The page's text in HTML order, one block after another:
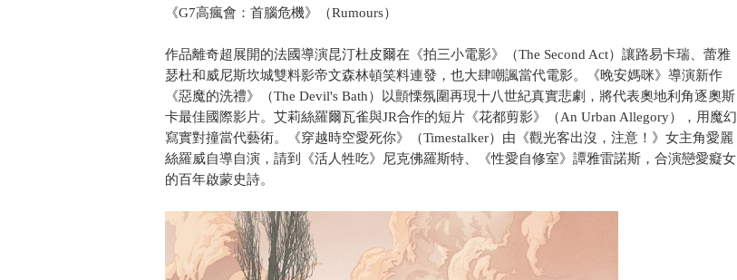
《G7高瘋會：首腦危機》（Rumours）
作品離奇超展開的法國導演昆汀杜皮爾在《拍三小電影》（The Second Act）讓路易卡瑞、蕾雅
瑟杜和威尼斯坎城雙料影帝文森林頓笑料連發，也大肆嘲諷當代電影。《晚安媽咪》導演新作
《惡魔的洗禮》（The Devil's Bath）以顫慄氛圍再現十八世紀真實悲劇，將代表奧地利角逐奧斯
卡最佳國際影片。艾莉絲羅爾瓦雀與JR合作的短片《花都剪影》（An Urban Allegory），用魔幻
寫實對撞當代藝術。《穿越時空愛死你》（Timestalker）由《觀光客出沒，注意！》女主角愛麗
絲羅威自導自演，請到《活人牲吃》尼克佛羅斯特、《性愛自修室》譚雅雷諾斯，合演戀愛癡女
的百年啟蒙史詩。